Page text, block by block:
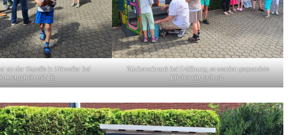
an der Kapelle in Uthweiler bei
mit Eis
Bücherschrank bei Eröffnung, es werden gespendete
Bücher eingeräumt.